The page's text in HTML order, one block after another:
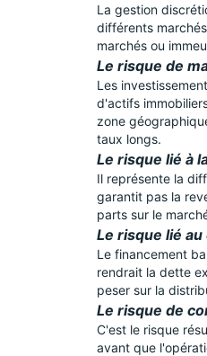
La gestion
différents
marchés ou
Le risque de
Les
d'actifs
zone
taux longs.
Le risque lié à
Il représente la
garantit pas la
parts sur le
Le risque lié
Le financement
rendrait la dette
peser sur la
Le risque de
C'est le risque
avant que